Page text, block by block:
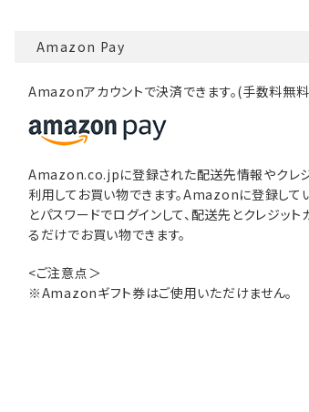
Amazon Pay
Amazonアカウントで決済できます。(手数料無
Amazon.co.jpに登録された配送先情報やクレ
利用してお買い物できます。Amazonに登録して
とパスワードでログインして、配送先とクレジッ
るだけでお買い物できます。
<ご注意点＞
※Amazonギフト券はご使用いただけません。